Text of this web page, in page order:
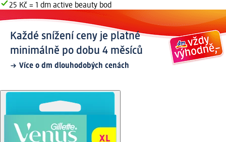
25 Kč = 1 dm active beauty bod
Každé snížení ceny je platné
minimálně po dobu 4 měsíců
Více o dm dlouhodobých cenách